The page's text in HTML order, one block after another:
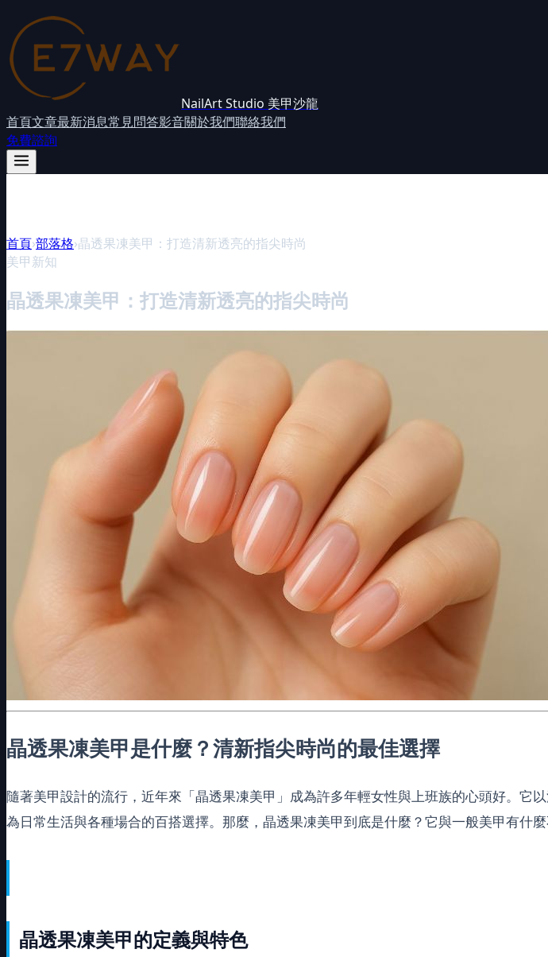
NailArt Studio 美甲沙龍
首頁文章最新消息常見問答影音關於我們聯絡我們
免費諮詢
首頁›部落格›晶透果凍美甲：打造清新透亮的指尖時尚
美甲新知
晶透果凍美甲：打造清新透亮的指尖時尚
晶透果凍美甲是什麼？清新指尖時尚的最佳選擇
隨著美甲設計的流行，近年來「晶透果凍美甲」成為許多年輕女性與上班族的心頭好。
為日常生活與各種場合的百搭選擇。那麼，晶透果凍美甲到底是什麼？它與一般美甲有什麼
晶透果凍美甲的定義與特色